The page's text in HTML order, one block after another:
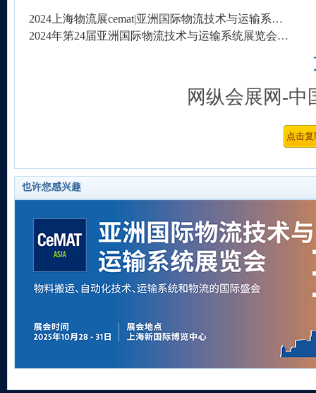
2024上海物流展cemat|亚洲国际物流技术与运输系统展览会
2024年第24届亚洲国际物流技术与运输系统展览会(CeMAT ASIA)
网纵会展网-中
也许您感兴趣